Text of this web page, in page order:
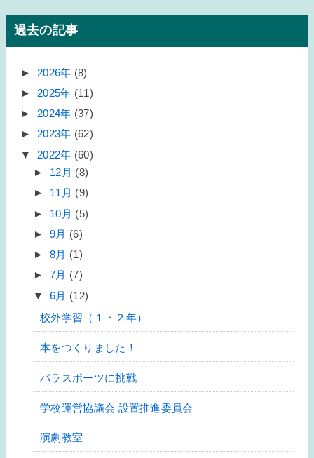
過去の記事
► 2026年 (8)
► 2025年 (11)
► 2024年 (37)
► 2023年 (62)
▼ 2022年 (60)
► 12月 (8)
► 11月 (9)
► 10月 (5)
► 9月 (6)
► 8月 (1)
► 7月 (7)
▼ 6月 (12)
校外学習（１・２年）
本をつくりました！
パラスポーツに挑戦
学校運営協議会 設置推進委員会
演劇教室